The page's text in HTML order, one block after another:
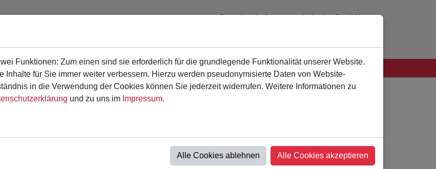
Gemeinschaftsgrundschule der Stadt Kamen
Funktionen: Zum einen sind sie erforderlich für die grundlegende Funktionalität unserer Website.
für Sie immer weiter verbessern. Hierzu werden pseudonymisierte Daten von Website-
in die Verwendung der Cookies können Sie jederzeit widerrufen. Weitere Informationen zu
und zu uns im Impressum.
Alle Cookies ablehnen Alle Cookies akzeptieren